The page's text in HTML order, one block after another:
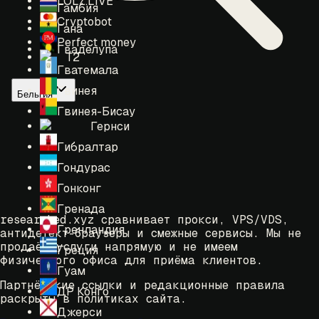
Гамбия
Гана
Гваделупа
Гватемала
Гвинея
Гвинея-Бисау
Гернси
Гибралтар
Гондурас
Гонконг
Гренада
Гренландия
Греция
Гуам
ДР Конго
Джерси
Cryptobot
Perfect money
T2
Бельгия
researched.xyz сравнивает прокси, VPS/VDS,
антидетект-браузеры и смежные сервисы. Мы не
продаём услуги напрямую и не имеем
физического офиса для приёма клиентов.
Партнёрские ссылки и редакционные правила
раскрыты в политиках сайта.